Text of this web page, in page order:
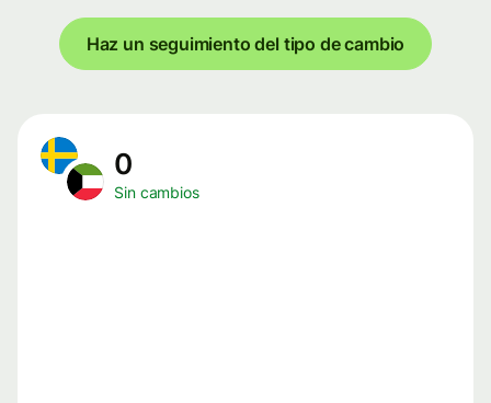
Haz un seguimiento del tipo de cambio
0
Sin cambios